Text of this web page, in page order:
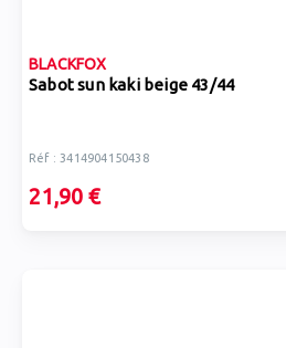
BLACKFOX
Sabot sun kaki beige 43/44
Réf : 3414904150438
21,90 €